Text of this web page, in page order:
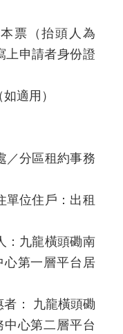
票（抬頭人為
上申請者身份證
適用）
／分區租約事務
單位住戶：出租
：九龍橫頭磡南
第一層平台居
： 九龍橫頭磡
心第二層平台